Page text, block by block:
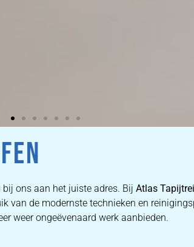
ons aan het juiste adres. Bij Atlas
van de modernste technieken en
weer ongeëvenaard werk aanbieden.